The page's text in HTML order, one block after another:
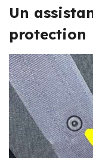
Un
protection